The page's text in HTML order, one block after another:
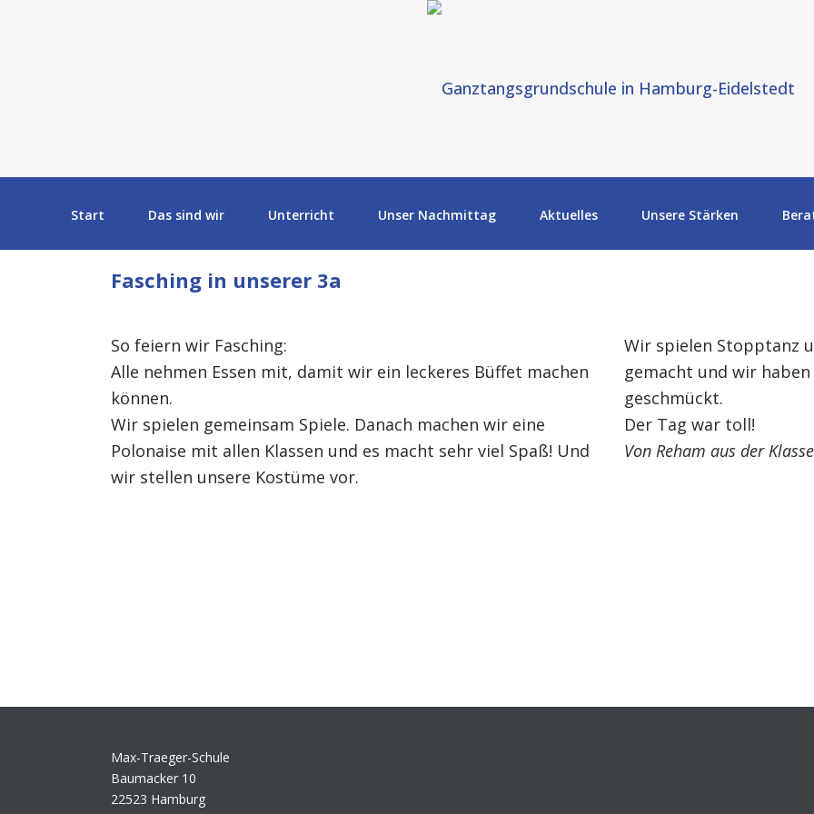
Start Das sind wir Unterricht Unser Nachmittag Aktuelles Unsere Stärken
Fasching in unserer 3a
So feiern wir Fasching:
Alle nehmen Essen mit, damit wir ein leckeres Büffet machen
können.
Wir spielen gemeinsam Spiele. Danach machen wir eine
Polonaise mit allen Klassen und es macht sehr viel Spaß! Und
wir stellen unsere Kostüme vor.
Wir spielen Stopptanz
gemacht und wir
geschmückt.
Der Tag war toll!
Von Reham aus der
Max-Traeger-Schule
Baumacker 10
22523 Hamburg